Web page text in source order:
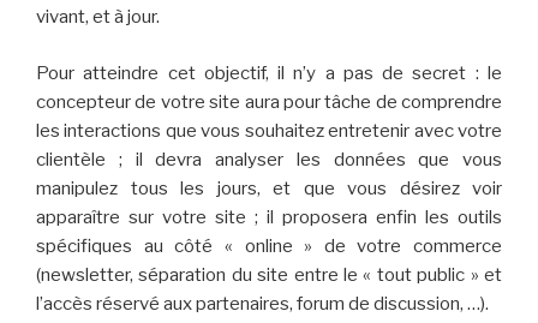
vivant, et à jour.
Pour atteindre cet objectif, il n’y a pas de secret : le
concepteur de votre site aura pour tâche de comprendre
lesinteractions que vous souhaitez entretenir avec votre
clientèle ; il devra analyser les données que vous
manipulez tous les jours, et que vous désirez voir
apparaître sur votre site ; il proposera enfin les outils
spécifiques au côté « online » de votre commerce
(newsletter, séparation du site entre le « tout public » et
l’accès réservé aux partenaires, forum de discussion, …).